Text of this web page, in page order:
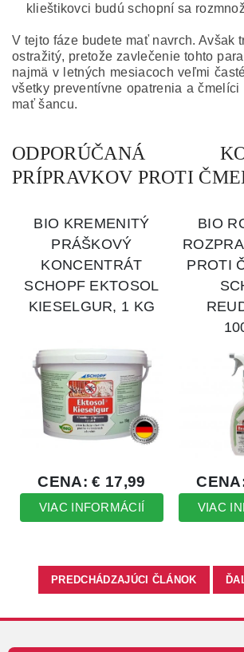
klieštikovci budú schopní sa
V tejto fáze budete mať navrch. Avšak
ostražitý, pretože zavlečenie tohto
najmä v letných mesiacoch veľmi
všetky preventívne opatrenia a
mať šancu.
ODPORÚČANÁ
PRÍPRAVKOV PROTI
PREDCHÁDZAJÚCI ČLÁNOK